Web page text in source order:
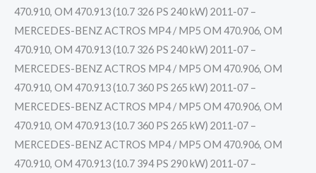
470.910, OM 470.913 (10.7 326 PS 240 kW) 2011-07 –
MERCEDES-BENZ ACTROS MP4 / MP5 OM 470.906, OM
470.910, OM 470.913 (10.7 326 PS 240 kW) 2011-07 –
MERCEDES-BENZ ACTROS MP4 / MP5 OM 470.906, OM
470.910, OM 470.913 (10.7 360 PS 265 kW) 2011-07 –
MERCEDES-BENZ ACTROS MP4 / MP5 OM 470.906, OM
470.910, OM 470.913 (10.7 360 PS 265 kW) 2011-07 –
MERCEDES-BENZ ACTROS MP4 / MP5 OM 470.906, OM
470.910, OM 470.913 (10.7 394 PS 290 kW) 2011-07 –